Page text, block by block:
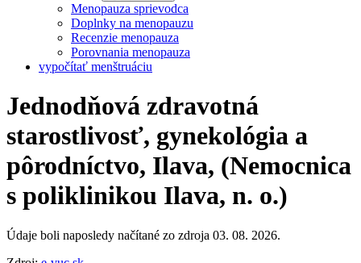
Menopauza sprievodca
Doplnky na menopauzu
Recenzie menopauza
Porovnania menopauza
vypočítať menštruáciu
Jednodňová zdravotná
starostlivosť, gynekológia a
pôrodníctvo, Ilava, (Nemocnica
s poliklinikou Ilava, n. o.)
Údaje boli naposledy načítané zo zdroja 03. 08. 2026.